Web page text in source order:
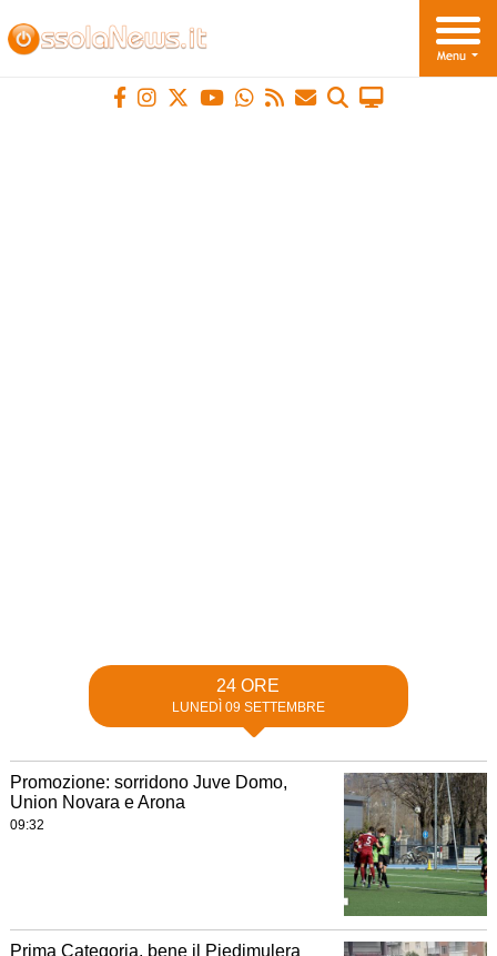
24 ORE
LUNEDÌ 09 SETTEMBRE
Promozione: sorridono Juve Domo,
Union Novara e Arona
09:32
Prima Categoria, bene il Piedimulera